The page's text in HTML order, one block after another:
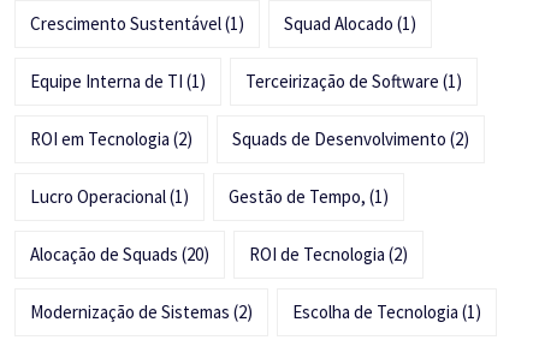
Crescimento Sustentável(1) Squad Alocado (1)
Equipe Interna de TI (1) Terceirização de Software (1)
ROI em Tecnologia (2) Squads de Desenvolvimento (2)
Lucro Operacional(1) Gestão de Tempo, (1)
Alocação de Squads (20) ROI de Tecnologia (2)
Modernização de Sistemas (2) Escolha de Tecnologia (1)